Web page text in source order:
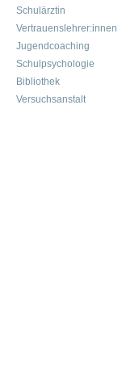
Schulärztin
Vertrauenslehrer:innen
Jugendcoaching
Schulpsychologie
Bibliothek
Versuchsanstalt